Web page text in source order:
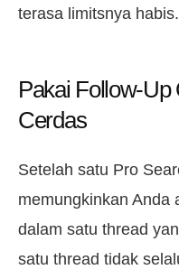
terasa limitsnya habis.
Pakai Follow-Up
Cerdas
Setelah satu Pro
memungkinkan Anda
dalam satu thread
satu thread tidak